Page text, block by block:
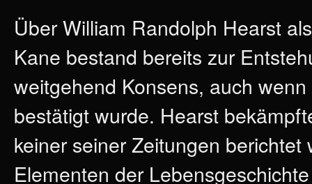
Über William Randolph Hearst
Kane bestand bereits zur
weitgehend Konsens, auch
bestätigt wurde. Hearst
keiner seiner Zeitungen
Elementen der